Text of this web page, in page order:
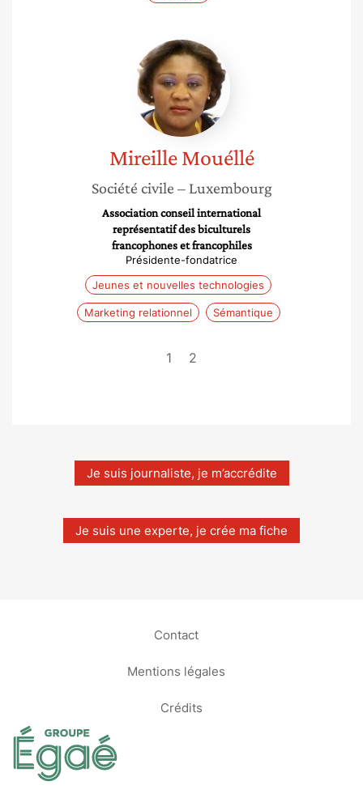
Mireille
Mouéllé
Mireille Mouéllé
Société civile – Luxembourg
Association conseil international
représentatif des biculturels
francophones et francophiles
Présidente-fondatrice
Jeunes et nouvelles technologies
Marketing relationnel Sémantique
1 2
Je suis journaliste, je m’accrédite
Je suis une experte, je crée ma fiche
Contact
Mentions légales
Crédits